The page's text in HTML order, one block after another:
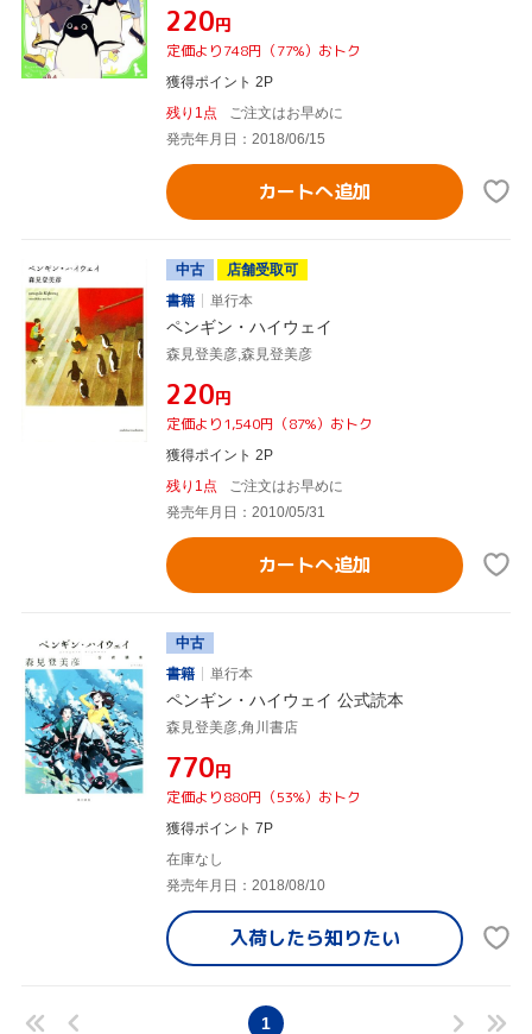
¥220円
定価より748円（77%）おトク
獲得ポイント 2P
残り1点
ご注文はお早めに
発売年月日：2018/06/15
カートへ追加
中古
店舗受取可
書籍
単行本
ペンギン・ハイウェイ
森見登美彦,森見登美彦
¥220円
定価より1,540円（87%）おトク
獲得ポイント 2P
残り1点
ご注文はお早めに
発売年月日：2010/05/31
カートへ追加
中古
書籍
単行本
ペンギン・ハイウェイ 公式読本
森見登美彦,角川書店
¥770円
定価より880円（53%）おトク
獲得ポイント 7P
在庫なし
発売年月日：2018/08/10
入荷したら知りたい
1